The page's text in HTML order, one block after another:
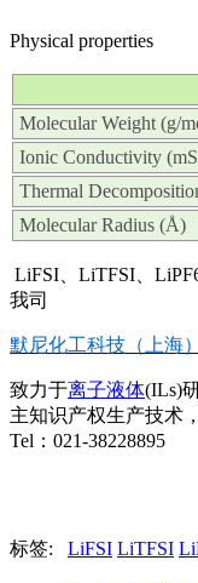
Physical properties
Molecular Weight (g/
Ionic Conductivity
Thermal
Molecular Radius (Å)
LiFSI、LiTFSI、
我司
默尼化工科技（上海
致力于离子液体(ILs)
主知识产权生产技术
Tel：021-38228895
标签: LiFSI LiTFSI